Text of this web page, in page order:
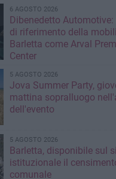
6 AGOSTO 2026
Dibenedetto
di riferimento della
Barletta come Arval
Center
5 AGOSTO 2026
Jova Summer Party,
mattina sopralluogo
dell'evento
5 AGOSTO 2026
Barletta, disponibile sul
istituzionale il
comunale